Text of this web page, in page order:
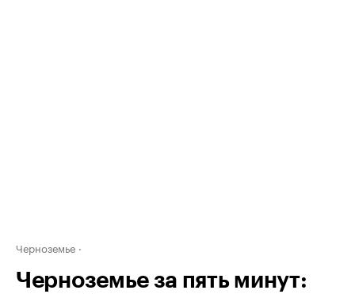
Черноземье
Черноземье за пять минут: